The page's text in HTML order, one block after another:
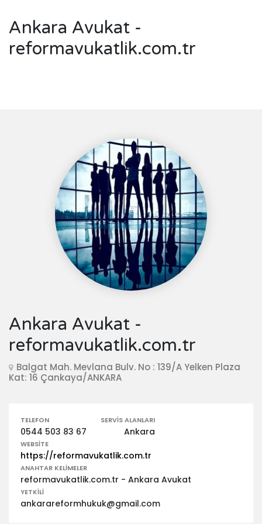
Ankara Avukat -
reformavukatlik.com.tr
Ankara Avukat -
reformavukatlik.com.tr
Balgat Mah. Mevlana Bulv. No : 139/A Yelken Plaza
Kat: 16 Çankaya/ANKARA
TELEFON
0544 503 83 67
SERVIS ALANLARI
Ankara
WEBSITE
https://reformavukatlik.com.tr
ANAHTAR KELIMELER
reformavukatlik.com.tr - Ankara Avukat
YETKILI
ankarareformhukuk@gmail.com